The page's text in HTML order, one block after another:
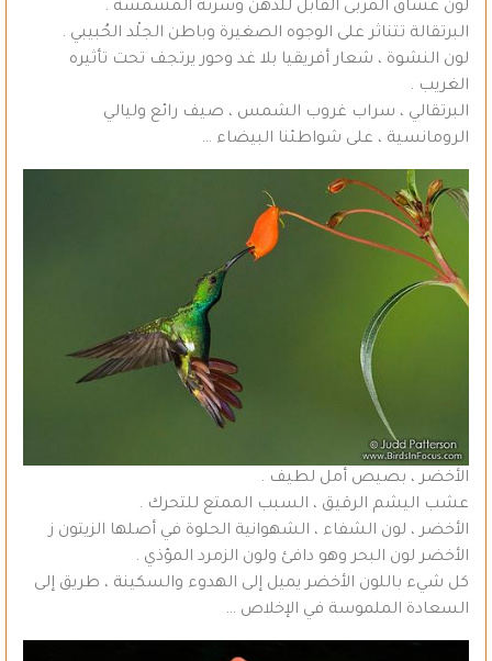
لون عشاق المربى القابل للدهن وسرته المشمسة .
البرتقالة تتناثر على الوجوه الصغيرة وباطن الجلْد الحُبيبي .
لون النشوة ، شعار أفريقيا بلا غد وحور يرتجف تحت تأثيره
الغريب .
البرتقالي ، سراب غروب الشمس ، صيف رائع وليالي
الرومانسية ، على شواطئنا البيضاء …
الأخضر ، بصيص أمل لطيف .
عشب اليشم الرقيق ، السبب الممتع للتحرك .
الأخضر ، لون الشفاء ، الشهوانية الحلوة في أصلها الزيتون ز
الأخضر لون البحر وهو دافئ ولون الزمرد المؤذي .
كل شيء باللون الأخضر يميل إلى الهدوء والسكينة ، طريق إلى
السعادة الملموسة في الإخلاص …